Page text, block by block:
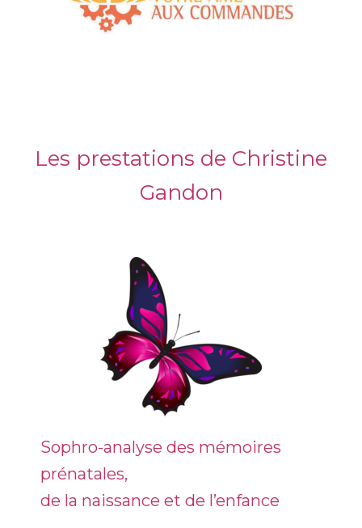
Les prestations de Christine
Gandon
Sophro-analyse des mémoires
prénatales,
de la naissance et de l’enfance